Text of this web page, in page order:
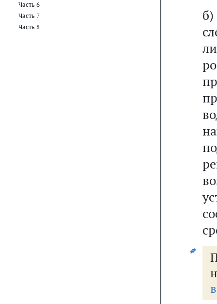
Часть 6
Часть 7
Часть 8